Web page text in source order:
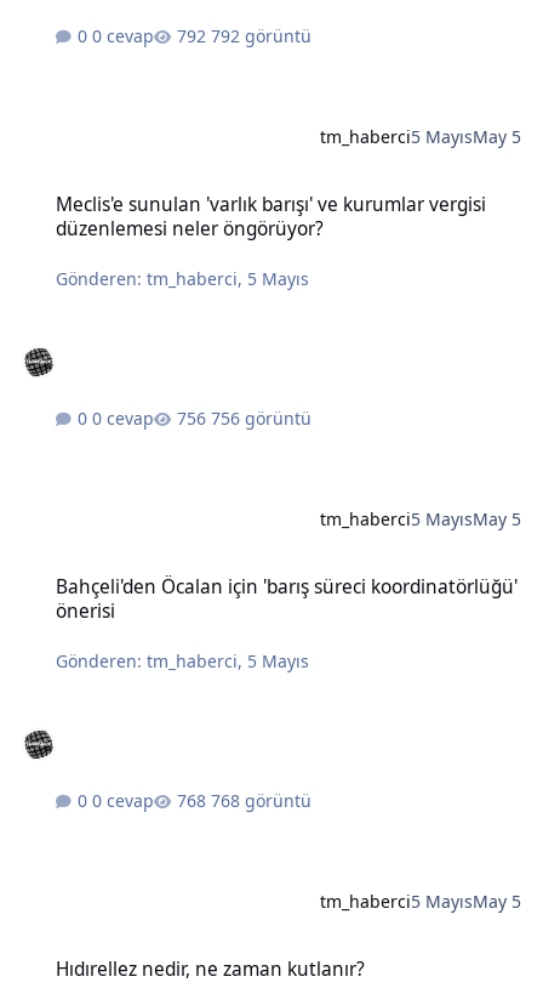
0 cevap 792 görüntü
tm_haberci5 MayısMay 5
Meclis'e sunulan 'varlık barışı' ve kurumlar vergisi
düzenlemesi neler öngörüyor?
Gönderen:tm_haberci, 5 Mayıs
0 cevap 756 görüntü
tm_haberci5 MayısMay 5
Bahçeli'den Öcalan için 'barış süreci koordinatörlüğü'
önerisi
Gönderen:tm_haberci, 5 Mayıs
0 cevap 768 görüntü
tm_haberci5 MayısMay 5
Hıdırellez nedir, ne zaman kutlanır?